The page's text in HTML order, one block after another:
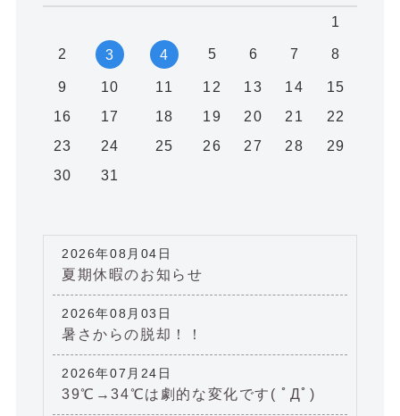
1
2 3 4 5 6 7 8
9 10 11 12 13 14
15
16
17 18 19 20 21
22
23
24 25 26 27 28
29
30
31
2026年08月04日
夏期休暇のお知らせ
2026年08月03日
暑さからの脱却！！
2026年07月24日
39℃→34℃は劇的な変化です( ﾟДﾟ)